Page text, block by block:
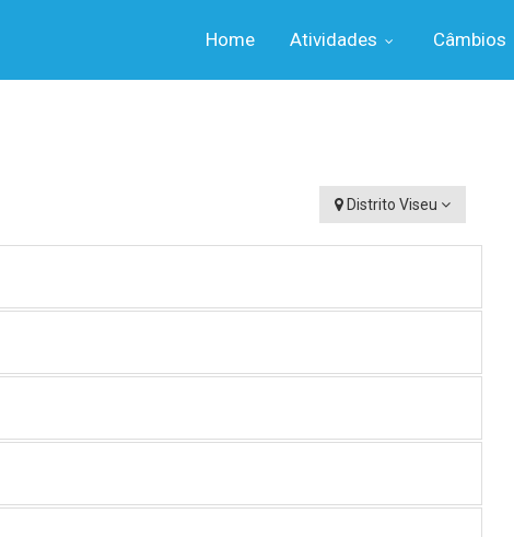
Home Atividades Câmbios
Distrito Viseu